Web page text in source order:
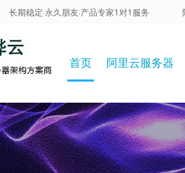
长期稳定·永久朋友·产品专家1对1服务
首页 阿里云服务器